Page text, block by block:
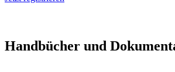
Handbücher und